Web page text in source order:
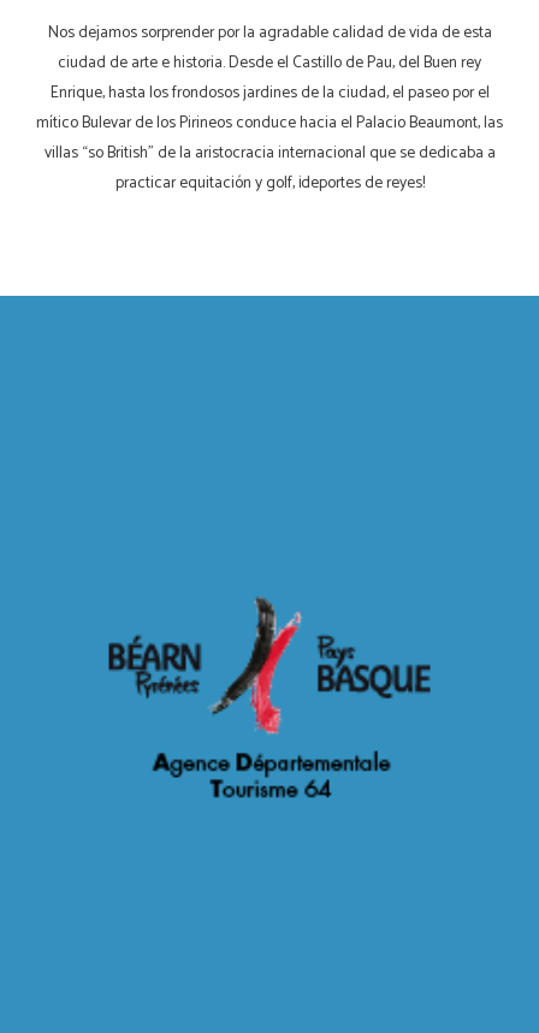
Nos dejamos sorprender por la agradable calidad de vida de esta
ciudad de arte e historia. Desde el Castillo de Pau, del Buen rey
Enrique, hasta los frondosos jardines de la ciudad, el paseo por el
mítico Bulevar de los Pirineos conduce hacia el Palacio Beaumont, las
villas “so British” de la aristocracia internacional que se dedicaba a
practicar equitación y golf, ¡deportes de reyes!